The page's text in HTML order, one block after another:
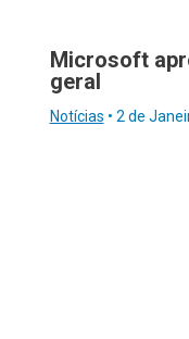
Microsoft
geral
Notícias • 2 de